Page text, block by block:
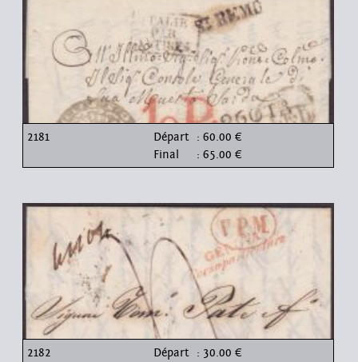
2181 Départ : 60.00 €
Final
: 65.00 €
2182 Départ : 30.00 €